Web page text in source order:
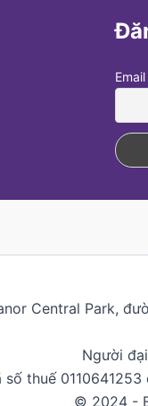
Email
Central Park,
Người
số thuế
© 2024 -